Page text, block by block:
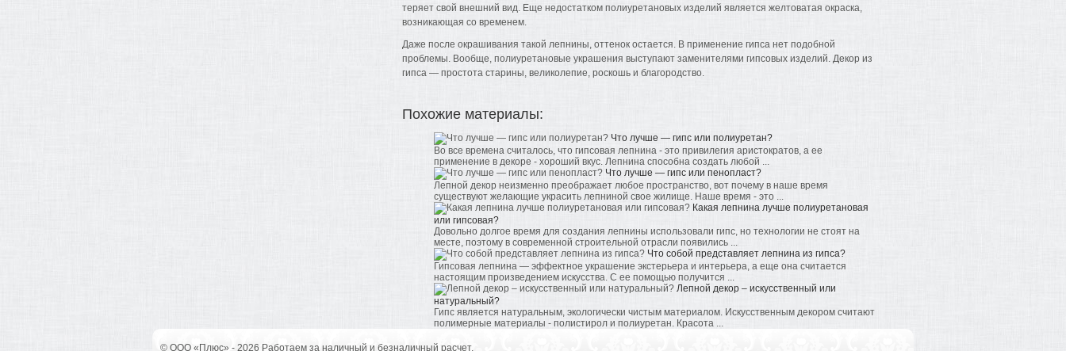
теряет свой внешний вид. Еще недостатком полиуретановых изделий является желтоватая окраска,
возникающая со временем.
Даже после окрашивания такой лепнины, оттенок остается. В применение гипса нет подобной
проблемы. Вообще, полиуретановые украшения выступают заменителями гипсовых изделий. Декор из
гипса — простота старины, великолепие, роскошь и благородство.
Похожие материалы:
Что лучше — гипс или полиуретан?
Во все времена считалось, что гипсовая лепнина - это привилегия аристократов, а ее
применение в декоре - хороший вкус. Лепнина способна создать любой ...
Что лучше — гипс или пенопласт?
Лепной декор неизменно преображает любое пространство, вот почему в наше время
существуют желающие украсить лепниной свое жилище. Наше время - это ...
Какая лепнина лучше полиуретановая
или гипсовая?
Довольно долгое время для создания лепнины использовали гипс, но технологии не стоят на
месте, поэтому в современной строительной отрасли появились ...
Что собой представляет лепнина из гипса?
Гипсовая лепнина — эффектное украшение экстерьера и интерьера, а еще она считается
настоящим произведением искусства. С ее помощью получится ...
Лепной декор – искусственный или
натуральный?
Гипс является натуральным, экологически чистым материалом. Искусственным декором считают
полимерные материалы - полистирол и полиуретан. Красота ...
© ООО «Плюс» - 2026 Работаем за наличный и безналичный расчет.